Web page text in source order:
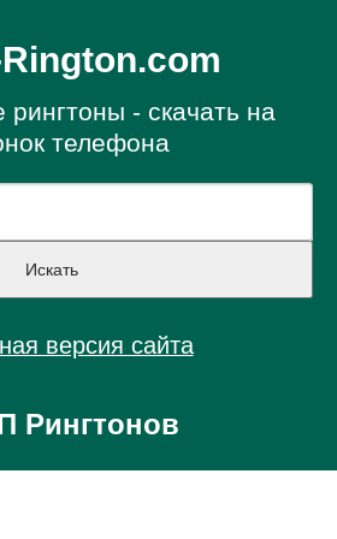
рингтоны - скачать на
телефона
версия сайта
Рингтонов